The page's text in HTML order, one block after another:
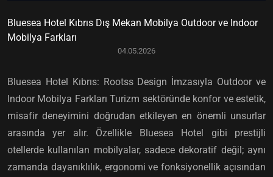
Bluesea Hotel Kıbrıs Dış Mekan Mobilya Outdoor ve Indoor
Mobilya Farkları
04.05.2026
Bluesea Hotel Kıbrıs: Rootss Design İmzasıyla Outdoor ve
Indoor Mobilya Farkları Turizm sektöründe konfor ve estetik,
misafir deneyimini doğrudan etkileyen en önemli unsurlar
arasında yer alır. Özellikle Bluesea Hotel gibi prestijli
otellerde kullanılan mobilyalar, sadece dekoratif değil; aynı
zamanda dayanıklılık, ergonomi ve fonksiyonellik açısından